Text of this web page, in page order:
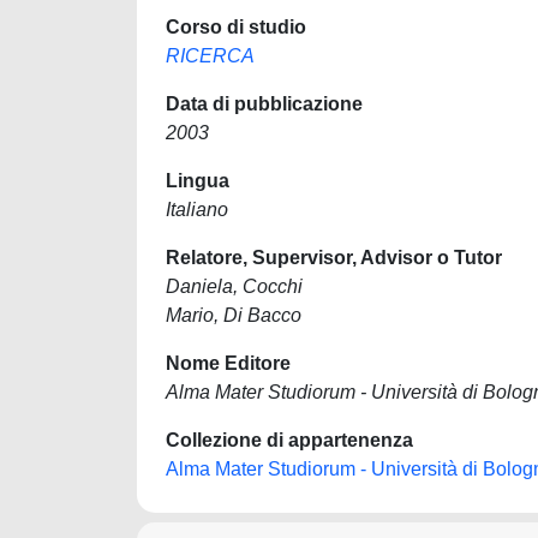
Corso di studio
RICERCA
Data di pubblicazione
2003
Lingua
Italiano
Relatore, Supervisor, Advisor o Tutor
Daniela, Cocchi
Mario, Di Bacco
Nome Editore
Alma Mater Studiorum - Università di
Collezione di appartenenza
Alma Mater Studiorum - Università di